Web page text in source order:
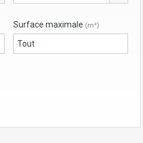
Surface maximale (m²)